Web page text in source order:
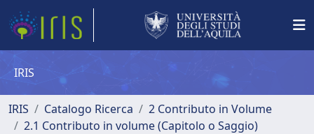
IRIS
IRIS Catalogo Ricerca
2 Contributo in Volume
2.1 Contributo in volume (Capitolo o Saggio)